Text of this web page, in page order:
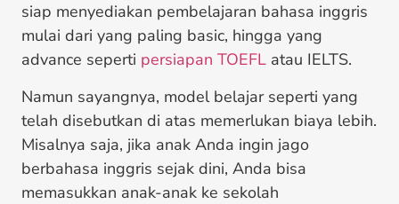
siap menyediakan pembelajaran bahasa inggris
mulai dari yang paling basic, hingga yang
advance seperti persiapan TOEFL atau IELTS.
Namun sayangnya, model belajar seperti yang
telah disebutkan di atas memerlukan biaya lebih.
Misalnya saja, jika anak Anda ingin jago
berbahasa inggris sejak dini, Anda bisa
memasukkan anak-anak ke sekolah